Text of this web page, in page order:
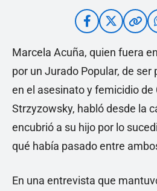
Marcela Acuña, quien fuera
por un Jurado Popular, de ser
en el asesinato y femicidio de
Strzyzowsky, habló desde la
encubrió a su hijo por lo
qué había pasado entre
En una entrevista que